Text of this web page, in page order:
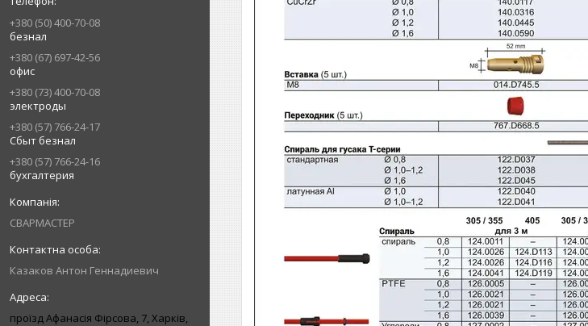
+380 (50) 400-70-08
безнал
+380 (67) 697-42-56
офис
+380 (73) 400-70-08
электроды
+380 (57) 766-24-17
Сбыт безнал
+380 (57) 766-24-16
бухгалтерия
СВАРМАСТЕР
Казаков Антон Геннадиевич
проїзд Афанасія Фірсова, 7, Харків,